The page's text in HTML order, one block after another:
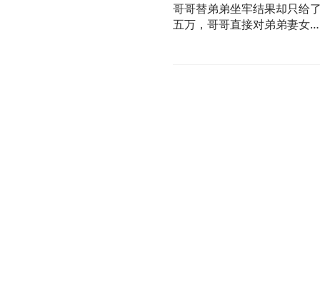
哥哥替弟弟坐牢结果却只给
五万，哥哥直接对弟弟妻女